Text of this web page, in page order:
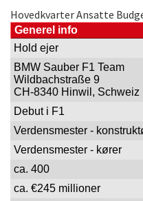
HovedkvarterAnsatte
Generel info
Hold ejer
BMW Sauber F1 Team
Wildbachstraße 9
CH-8340 Hinwil, Schweiz
Debut i F1
Verdensmester -
Verdensmester - kører
ca. 400
ca. €245 millioner